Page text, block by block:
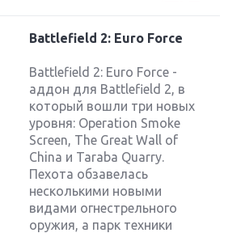
Battlefield 2: Euro Force
Battlefield 2: Euro Force -
аддон для Battlefield 2, в
который вошли три новых
уровня: Operation Smoke
Screen, The Great Wall of
China и Taraba Quarry.
Пехота обзавелась
несколькими новыми
видами огнестрельного
оружия, а парк техники
мая: Nintendo, Microsoft и